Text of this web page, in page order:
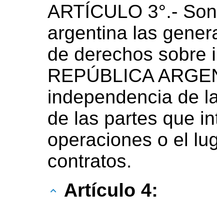
ARTÍCULO 3°.-
argentina las
de derechos sobre
REPÚBLICA
independencia de
de las partes que
operaciones o el
contratos.
Artículo 4: